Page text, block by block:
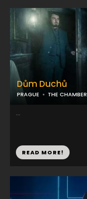
Dům Duchů
PRAGUE THE CHAMBER
...
READ MORE!